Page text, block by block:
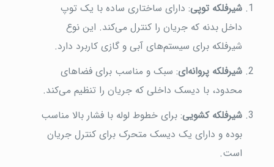
شیرفلکه توپی: دارای ساختاری ساده با یک توپ
داخل بدنه که جریان را کنترل می‌کند. این نوع
شیرفلکه برای سیستم‌های آبی و گازی کاربرد دارد.
شیرفلکه پروانه‌ای: سبک و مناسب برای فضاهای
محدود، با دیسک داخلی که جریان را تنظیم می‌کند.
شیرفلکه کشویی: برای خطوط لوله با فشار بالا مناسب
بوده و دارای یک دیسک متحرک برای کنترل جریان
است.